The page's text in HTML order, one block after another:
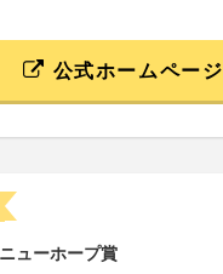
公式ホームページ
ューホープ賞